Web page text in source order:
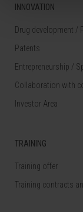
INNOVATION
Drug development /
Patents
Entrepreneurship /
Collaboration with
Investor Area
TRAINING
Training offer
Training contracts